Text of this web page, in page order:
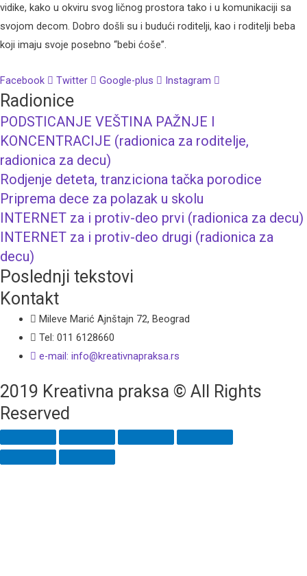
vidike, kako u okviru svog ličnog prostora tako i u komunikaciji sa
svojom decom. Dobro došli su i budući roditelji, kao i roditelji beba
koji imaju svoje posebno “bebi ćoše”.
Facebook Twitter Google-plus Instagram
Radionice
PODSTICANJE VEŠTINA PAŽNJE I
KONCENTRACIJE (radionica za roditelje,
radionica za decu)
Rodjenje deteta, tranziciona tačka porodice
Priprema dece za polazak u skolu
INTERNET za i protiv-deo prvi (radionica za decu)
INTERNET za i protiv-deo drugi (radionica za
decu)
Poslednji tekstovi
Kontakt
Mileve Marić Ajnštajn 72, Beograd
Tel: 011 6128660
e-mail: info@kreativnapraksa.rs
2019 Kreativna praksa © All Rights
Reserved